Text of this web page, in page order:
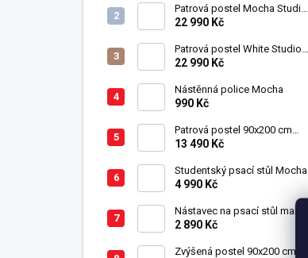
Patrová postel Mocha Studio
pro 3 děti 90x200 cm s
22 990 Kč
Patrová postel White Studio
pro 3 děti 90x200 cm s
22 990 Kč
Nástěnná police Mocha
990 Kč
Patrová postel 90x200 cm
Mocha
13 490 Kč
Studentský psací stůl Mocha
4 990 Kč
Nástavec na psací stůl malý
Mocha
2 890 Kč
Zvýšená postel 90x200 cm se